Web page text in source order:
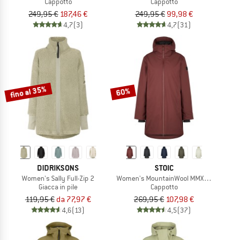
249,95 € 187,46 €
4,7(3)
249,95 € 99,98 €
4,7(31)
fino al 35%
DIDRIKSONS
Women's Sally Full-Zip 2
Giacca in pile
119,95 € da 77,97 €
4,6(13)
60%
STOIC
Women's MountainWool MMXX.
Cappotto
269,95 € 107,98 €
4,5(37)